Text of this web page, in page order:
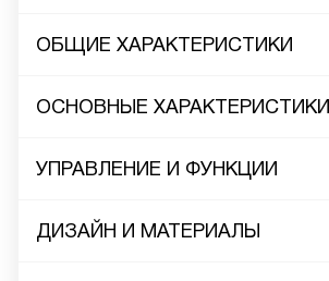
ОБЩИЕ ХАРАКТЕРИСТИКИ
ОСНОВНЫЕ ХАРАКТЕРИСТИКИ
УПРАВЛЕНИЕ И ФУНКЦИИ
ДИЗАЙН И МАТЕРИАЛЫ